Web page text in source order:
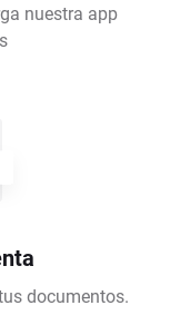
nuestra app
documentos.